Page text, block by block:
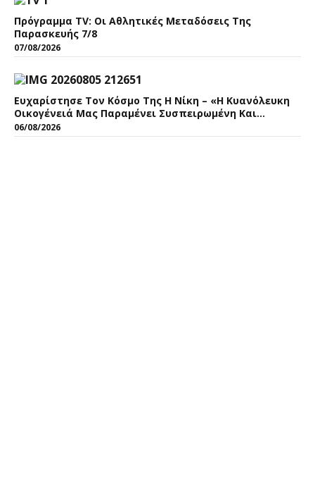
Πρόγραμμα TV: Οι Αθλητικές Μεταδόσεις Της
Παρασκευής 7/8
07/08/2026
Ευχαρίστησε Τον Κόσμο Της Η Νίκη – «Η Κυανόλευκη
Οικογένειά Μας Παραμένει Συσπειρωμένη Και
Δυνατή»
06/08/2026